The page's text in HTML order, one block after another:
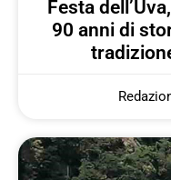
Festa
90 anni di